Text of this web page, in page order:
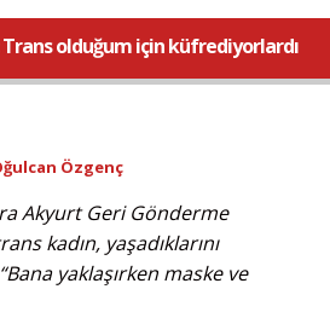
Trans olduğum için küfrediyorlardı
Özgenç
Akyurt Geri Gönderme
kadın, yaşadıklarını
yaklaşırken maske ve